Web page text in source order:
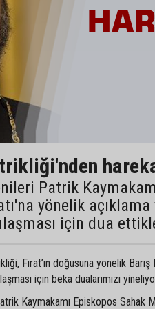
Patrik
yönelik
için dua
Fırat’ın doğusuna yönelik Barış
için beka dualarımızı
Kaymakamı Episkopos Sahak